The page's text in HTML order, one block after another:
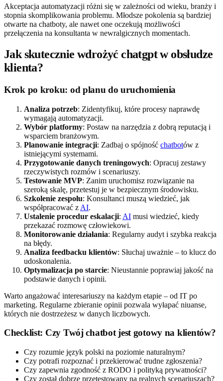
Akceptacja automatyzacji różni się w zależności od wieku, branży i
stopnia skomplikowania problemu. Młodsze pokolenia są bardziej
otwarte na chatboty, ale nawet one oczekują możliwości
przełączenia na konsultanta w newralgicznych momentach.
Jak skutecznie wdrożyć chatgpt w obsłudze
klienta?
Krok po kroku: od planu do uruchomienia
Analiza potrzeb: Zidentyfikuj, które procesy naprawdę
wymagają automatyzacji.
Wybór platformy: Postaw na narzędzia z dobrą reputacją i
wsparciem branżowym.
Planowanie integracji: Zadbaj o spójność chatbotów z
istniejącymi systemami.
Przygotowanie danych treningowych: Opracuj zestawy
rzeczywistych rozmów i scenariuszy.
Testowanie MVP: Zanim uruchomisz rozwiązanie na
szeroką skalę, przetestuj je w bezpiecznym środowisku.
Szkolenie zespołu: Konsultanci muszą wiedzieć, jak
współpracować z AI.
Ustalenie procedur eskalacji: AI musi wiedzieć, kiedy
przekazać rozmowę człowiekowi.
Monitorowanie działania: Regularny audyt i szybka reakcja
na błędy.
Analiza feedbacku klientów: Słuchaj uważnie – to klucz do
udoskonalenia.
Optymalizacja po starcie: Nieustannie poprawiaj jakość na
podstawie danych i opinii.
Warto angażować interesariuszy na każdym etapie – od IT po
marketing. Regularne zbieranie opinii pozwala wyłapać niuanse,
których nie dostrzeżesz w danych liczbowych.
Checklist: Czy Twój chatbot jest gotowy na klientów?
Czy rozumie język polski na poziomie naturalnym?
Czy potrafi rozpoznać i przekierować trudne zgłoszenia?
Czy zapewnia zgodność z RODO i polityką prywatności?
Czy został dobrze przetestowany na realnych scenariuszach?